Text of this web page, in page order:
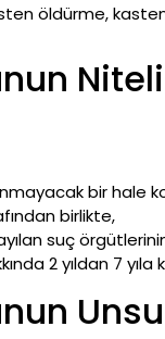
öldürme,
bir hale
birlikte,
suç
2 yıldan 7